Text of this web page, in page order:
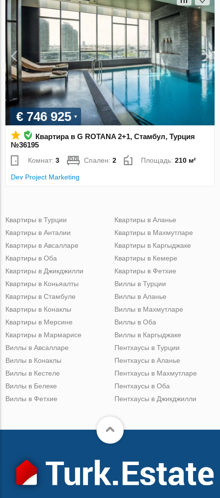
€ 746 925
Квартира в G ROTANA 2+1, Стамбул, Турция
№36195
Комнат:3 Спален:2 Площадь:210 м²
Dev Project Marketing
Квартиры в Турции
Квартиры в Анталии
Квартиры в Авсалларе
Квартиры в Оба
Квартиры в Джикджилли
Квартиры в Аланье
Квартиры в Махмутларе
Квартиры в Каргыджаке
Квартиры в Кемере
Квартиры в Фетхие
Квартиры в Коньяалты
Квартиры в Стамбуле
Квартиры в Конаклы
Квартиры в Мерсине
Квартиры в Мармарисе
Виллы в Турции
Виллы в Аланье
Виллы в Махмутларе
Виллы в Оба
Виллы в Каргыджаке
Виллы в Авсалларе
Виллы в Конаклы
Виллы в Кестеле
Виллы в Белеке
Виллы в Фетхие
Пентхаусы в Турции
Пентхаусы в Аланье
Пентхаусы в Махмутларе
Пентхаусы в Оба
Пентхаусы в Джикджилли